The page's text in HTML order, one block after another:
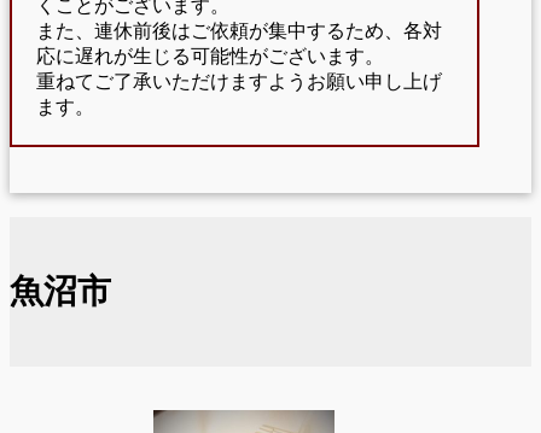
くことがございます。
また、連休前後はご依頼が集中するため、各対
応に遅れが生じる可能性がございます。
重ねてご了承いただけますようお願い申し上げ
ます。
魚沼市